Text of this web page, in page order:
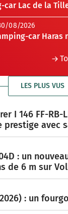
car Lac de la
08/2026
car Haras
LES PLUS VUS
I 146 FF-RB-
prestige avec
: un
de 6 m sur
: un